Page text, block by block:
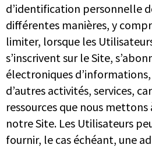
d’identification personnelle
différentes manières, y
limiter, lorsque les
s’inscrivent sur le Site,
électroniques
d’autres activités, services,
ressources que nous
notre Site. Les Utilisateurs
fournir, le cas échéant, une